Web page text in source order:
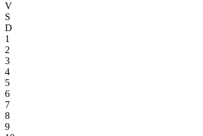
V
S
D
1
2
3
4
5
6
7
8
9